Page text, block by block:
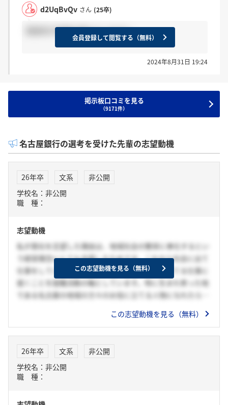
d2UqBvQv さん (25卒)
面接官の特徴を教えてください
会員登録して閲覧する（無料）
2024年8月31日 19:24
掲示板口コミを見る
（9171件）
名古屋銀行の選考を受けた先輩の志望動機
26年卒 文系
非公開
学校名：非公開
職 種：
志望動機
私が貴社を志望した理由は、地域社会の繁栄に奉仕するとい
う経営理念にとても共感したためです。これから社会に出て
仕事をしていく上で、微力ながらも人のお役に立てる仕事に
就くことを就職活動の軸としています。特に生まれ育った地
である名古屋の地域の方々のお役に立てる人物になれたらい
う観念からも、貴社の発展を通じて地域社会に貢献できると
この志望動機を見る（無料）
この志望動機を見る（無料）
26年卒 文系
非公開
学校名：非公開
職 種：